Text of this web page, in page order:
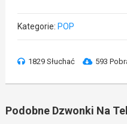
Kategorie: POP
1829 Słuchać 593
Podobne Dzwonki Na